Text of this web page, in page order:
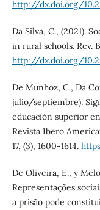
http://dx.doi.org/
Da Silva, C., (2021).
in rural schools. Rev.
http://dx.doi.org/
De Munhoz, C., Da
julio/septiembre).
educación superior
Revista Ibero
17, (3), 1600-1614.
De Oliveira, E., y
Representações
a prisão pode